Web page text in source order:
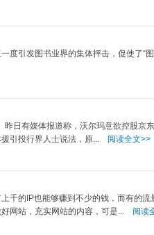
引发图书业界的集体抨击，促使了“
有媒体报道称，沃尔玛意欲控股京
投行界人士说法，原...
阅读全文>>
的IP也能够赚到不少的钱，而有的流
网站，充实网站的内容，可是...
阅读